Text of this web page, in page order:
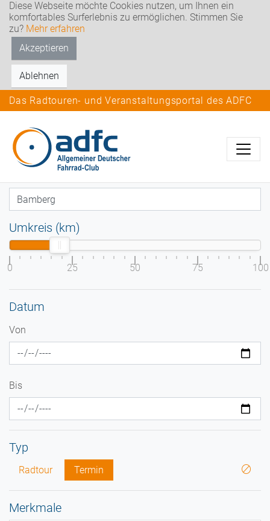
Diese Webseite möchte Cookies nutzen, um Ihnen ein
komfortables Surferlebnis zu ermöglichen. Stimmen Sie
zu? Mehr erfahren
Akzeptieren
Ablehnen
Das Radtouren- und Veranstaltungsportal des ADFC
Umkreis (km)
0 25 50 75 100
Datum
Von
Bis
Typ
Radtour Termin
Merkmale